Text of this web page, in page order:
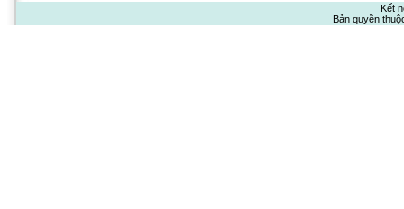
Kết
Bản quyền